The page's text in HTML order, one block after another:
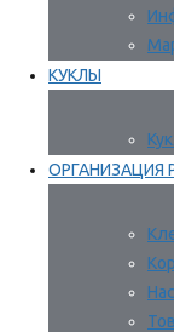
КУКЛЫ
ОРГАНИЗАЦИЯ